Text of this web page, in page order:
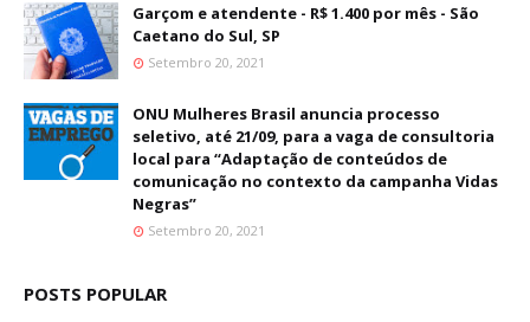
Garçom e atendente - R$ 1.400 por mês - São
Caetano do Sul, SP
Setembro 20, 2021
ONU Mulheres Brasil anuncia processo
seletivo, até 21/09, para a vaga de consultoria
local para “Adaptação de conteúdos de
comunicação no contexto da campanha Vidas
Negras”
Setembro 20, 2021
POSTS POPULAR